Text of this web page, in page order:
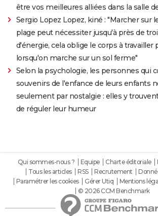
être vos meilleures alliées dans la salle
Sergio Lopez Lopez, kiné : "Marcher sur
plage peut nécessiter jusqu'à près de
d'énergie, cela oblige le corps à travailler
lorsqu'on marche sur un sol ferme"
Selon la psychologie, les personnes qui
souvenirs de l'enfance de leurs enfants
seulement par nostalgie : elles y
de réguler leur humeur
Qui sommes-nous ? Equipe Charte éditoriale
Tous les articles
RSS Recrutement
Paramétrer les cookies
Gérer Utiq Mentions
© 2026 CCM Benchmark